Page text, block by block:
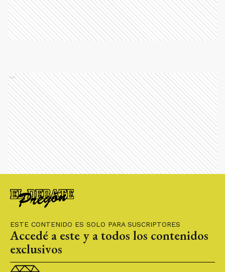
ESTE CONTENIDO ES SOLO PARA SUSCRIPTORES
Accedé a este y a todos los contenidos
exclusivos
Ads